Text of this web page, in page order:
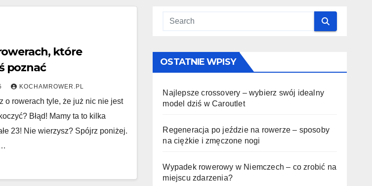
które
poznać
KOCHAMROWER.PL
o rowerach tyle, że już nic nie jest
Błąd! Mamy ta to kilka
23! Nie wierzysz? Spójrz poniżej.
OSTATNIE WPISY
Najlepsze crossovery – wybierz swój idealny
model dziś w Caroutlet
Regeneracja po jeździe na rowerze – sposoby
na ciężkie i zmęczone nogi
Wypadek rowerowy w Niemczech – co zrobić na
miejscu zdarzenia?